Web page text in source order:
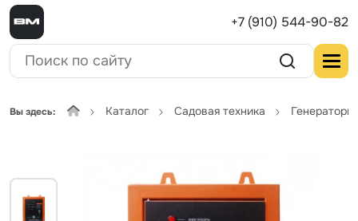
+7 (910) 544-90-82
Вы здесь: Каталог Садовая техника Генераторы